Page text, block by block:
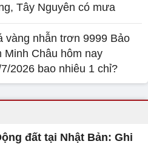
Tây Nguyên có mưa
vàng nhẫn trơn 9999 Bảo
Minh Châu hôm nay
2026 bao nhiêu 1 chỉ?
đất tại Nhật Bản: Ghi